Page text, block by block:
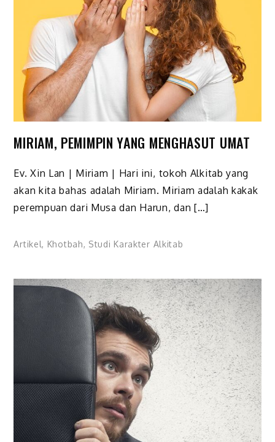
MIRIAM, PEMIMPIN YANG MENGHASUT UMAT
Ev. Xin Lan | Miriam | Hari ini, tokoh Alkitab yang
akan kita bahas adalah Miriam. Miriam adalah kakak
perempuan dari Musa dan Harun, dan […]
Artikel, Khotbah, Studi Karakter Alkitab